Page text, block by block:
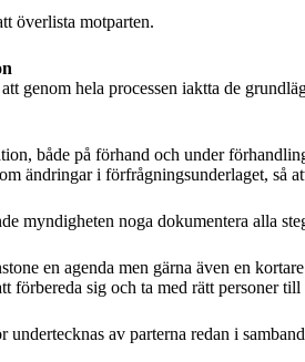
överlista motparten.
genom hela processen iaktta de
både på förhand och under
ändringar i förfrågningsunderlaget, så
myndigheten noga dokumentera alla
en agenda men gärna även en
förbereda sig och ta med rätt personer till
av parterna redan i